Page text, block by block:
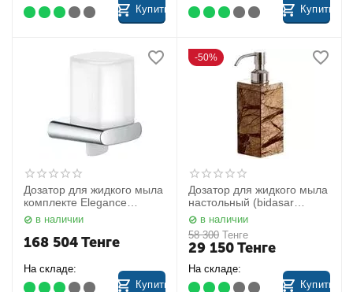
Купить
Купить
Дозатор для жидкого мыла
комплекте Elegance
11652019000 Keuco
в наличии
168 504Тенге
На складе:
Купить
50%
Дозатор для жидкого мыла
настольный (bidasar
мрамор) Tura 2481912
Nicol
в наличии
58 300 Тенге
29 150Тенге
На складе:
Купить